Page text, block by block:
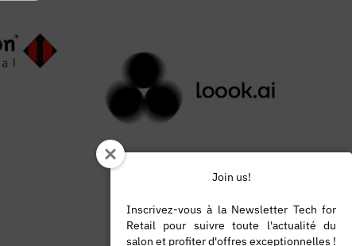
Join us!
Inscrivez-vous à la Newsletter Tech for
Retail pour suivre toute l'actualité du
salon et profiter d'offres exceptionnelles !